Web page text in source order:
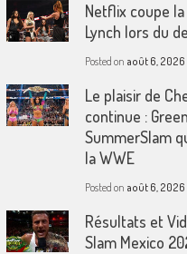
Netflix coupe
Lynch lors du
Posted on août 6, 2026
Le plaisir de
continue :
SummerSlam
la WWE
Posted on août 6, 2026
Résultats et
Slam Mexico